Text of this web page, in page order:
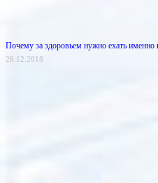
Почему за здоровьем нужно ехать
26.12.2018